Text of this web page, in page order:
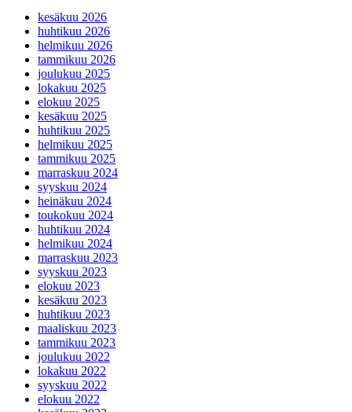
kesäkuu 2026
huhtikuu 2026
helmikuu 2026
tammikuu 2026
joulukuu 2025
lokakuu 2025
elokuu 2025
kesäkuu 2025
huhtikuu 2025
helmikuu 2025
tammikuu 2025
marraskuu 2024
syyskuu 2024
heinäkuu 2024
toukokuu 2024
huhtikuu 2024
helmikuu 2024
marraskuu 2023
syyskuu 2023
elokuu 2023
kesäkuu 2023
huhtikuu 2023
maaliskuu 2023
tammikuu 2023
joulukuu 2022
lokakuu 2022
syyskuu 2022
elokuu 2022